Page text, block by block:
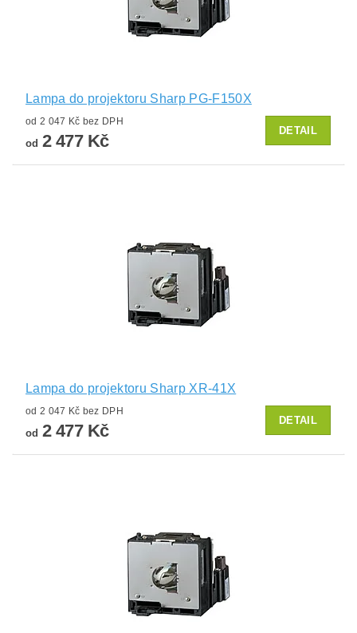
Lampa do projektoru Sharp PG-F150X
od 2 047 Kč bez DPH
od 2 477 Kč
DETAIL
Lampa do projektoru Sharp XR-41X
od 2 047 Kč bez DPH
od 2 477 Kč
DETAIL